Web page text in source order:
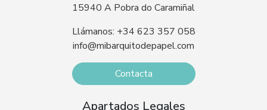
15940 A Pobra do Caramiñal
Llámanos: +34 623 357 058
info@mibarquitodepapel.com
Contacta
Apartados Legales